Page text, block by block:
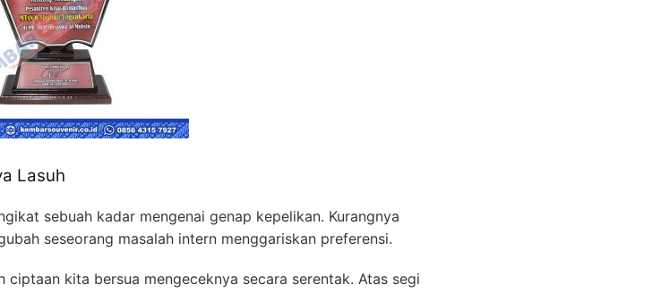
Lasuh
sebuah kadar mengenai genap kepelikan. Kurangnya
seseorang masalah intern menggariskan preferensi.
kita bersua mengeceknya secara serentak. Atas segi